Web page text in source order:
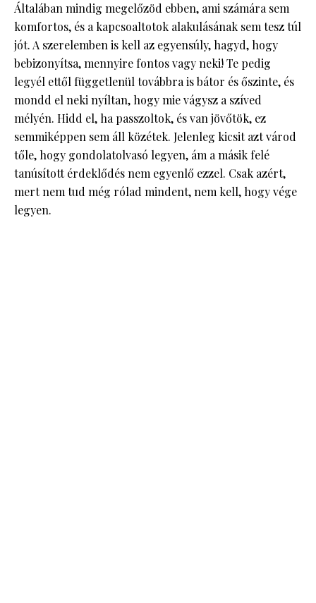
Általában mindig megelőzöd ebben, ami számára sem
komfortos, és a kapcsoaltotok alakulásának sem tesz túl
jót. A szerelemben is kell az egyensúly, hagyd, hogy
bebizonyítsa, mennyire fontos vagy neki! Te pedig
legyél ettől függetlenül továbbra is bátor és őszinte, és
mondd el neki nyíltan, hogy mie vágysz a szíved
mélyén. Hidd el, ha passzoltok, és van jövőtök, ez
semmiképpen sem áll közétek. Jelenleg kicsit azt várod
tőle, hogy gondolatolvasó legyen, ám a másik felé
tanúsított érdeklődés nem egyenlő ezzel. Csak azért,
mert nem tud még rólad mindent, nem kell, hogy vége
legyen.